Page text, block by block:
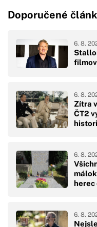
Doporučené
6. 8.
Zítra
ČT2
6. 8.
herec
6. 8.
6. 8.